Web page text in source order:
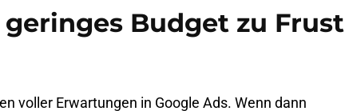
Budget zu Frust
voller Erwartungen in Google Ads. Wenn dann